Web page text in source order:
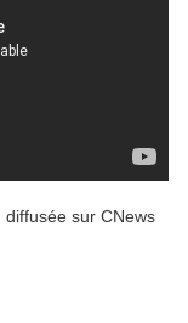
sur CNews